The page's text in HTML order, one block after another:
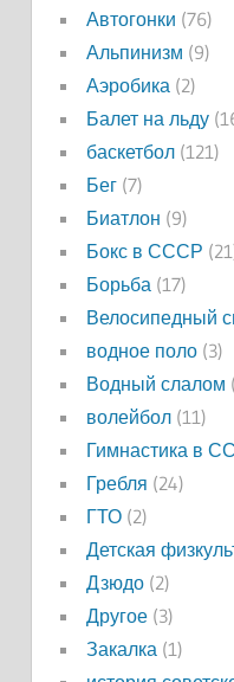
Автогонки (76)
Альпинизм (9)
Аэробика(2)
Балет на льду
баскетбол(121)
Бег(7)
Биатлон (9)
Бокс в СССР
Борьба(17)
Велосипедный
водное поло(3)
Водный слалом
волейбол(11)
Гимнастика в
Гребля (24)
ГТО(2)
Детская
Дзюдо(2)
Другое(3)
Закалка(1)